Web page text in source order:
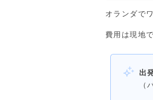
オランダで
費用は現地
出
（